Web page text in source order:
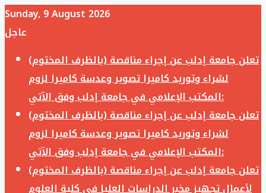
Sunday, 9 August 2026
عاجل
تعلن جامعة إدلب عن إجراء مناقصة (بالظرف المختوم)
لشراء وتوريد كاميرا تصوير وعدسة كاميرا لزوم
المكتب الإعلامي في جامعة إدلب وفق الآتي:
تعلن جامعة إدلب عن إجراء مناقصة (بالظرف المختوم)
لشراء وتوريد كاميرا تصوير وعدسة كاميرا لزوم
المكتب الإعلامي في جامعة إدلب وفق الآتي:
تعلن جامعة إدلب عن إجراء مناقصة (بالظرف المختوم)
لأعمال تجهيز مخبر الدراسات العليا في كلية العلوم